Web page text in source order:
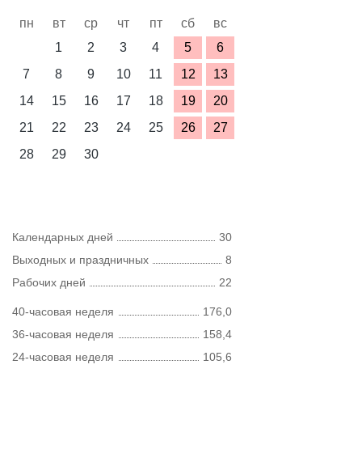
пн вт ср чт пт сб
вс
1
2 3 4 5
6
7
8 9 10 11 12
13
14
15 16 17 18 19
20
21
22 23 24 25 26
27
28
29 30
Календарных дней
30
Выходных и праздничных
8
Рабочих дней
22
40-часовая неделя
176,0
36-часовая неделя
158,4
24-часовая неделя
105,6